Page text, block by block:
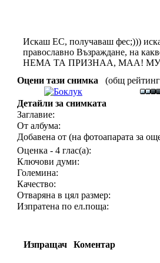
Искаш ЕС, получаваш фес;)))
православно Възраждане, на
НЕМА ТА ПРИЗНАА, МАА!
Оцени тази снимка
(общ рейтинг
Детайли за снимката
Заглавие:
От албума:
Добавена от (на фотоапарата за
Оценка - 4 глас(а):
Ключови думи:
Големина:
Качество:
Отваряна в цял размер:
Изпратена по ел.поща:
Изпращач Коментар